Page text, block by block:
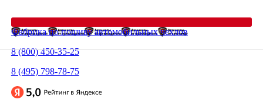
Фабрика по пошиву автомобильных чехлов
8 (800) 450-35-25
8 (495) 798-78-75